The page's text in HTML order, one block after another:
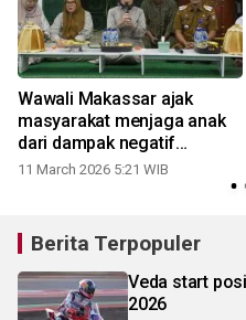
Wawali Makassar ajak
masyarakat menjaga anak
dari dampak negatif
Medsos
11 March 2026 5:21 WIB
Berita Terpopuler
Veda start
2026